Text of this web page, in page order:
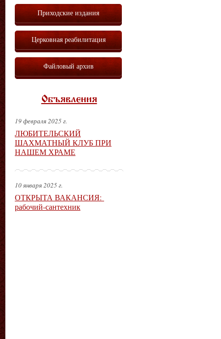
Приходские издания
Церковная реабилитация
Файловый архив
Объявления
19 февраля 2025 г.
ЛЮБИТЕЛЬСКИЙ
ШАХМАТНЫЙ КЛУБ ПРИ
НАШЕМ ХРАМЕ
10 января 2025 г.
ОТКРЫТА ВАКАНСИЯ:
рабочий-сантехник